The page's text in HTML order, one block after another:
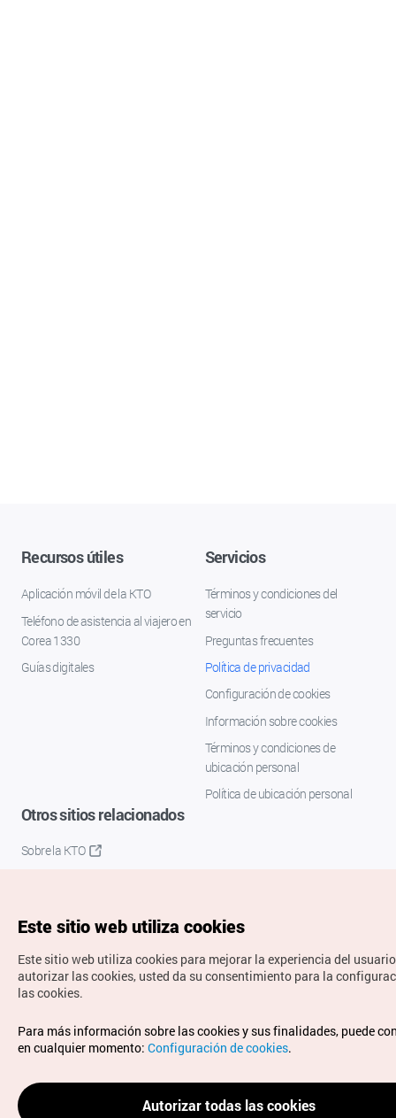
Recursos útiles
Aplicación móvil de la KTO
Teléfono de asistencia al viajero en
Corea 1330
Guías digitales
Servicios
Términos y condiciones del
servicio
Preguntas frecuentes
Política de privacidad
Configuración de cookies
Información sobre cookies
Términos y condiciones de
ubicación personal
Política de ubicación personal
Otros sitios relacionados
Sobre la KTO
Copyrights © Organización de Turismo de Corea. Todos los
derechos reservados.
Para informes de errores y cuestiones relacionadas con el
sitio web, dirija sus consultas al correoelectrónico oficial:
spanish@knto.or.kr
Este sitio web utiliza cookies
Este sitio web utiliza cookies para mejorar la experiencia del
autorizar las cookies, usted da su consentimiento para la
las cookies.
Para más información sobre las cookies y sus finalidades, puede
en cualquier momento: Configuración de cookies.
Autorizar todas las cookies